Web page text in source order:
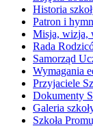
Historia
Patron i
Misja, wizja,
Rada
Samorząd
Wymagania
Przyjaciele
Dokumenty
Galeria
Szkoła